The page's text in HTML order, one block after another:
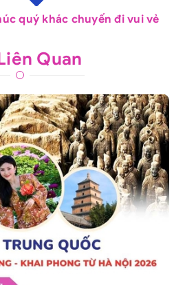
quý khác chuyến đi vui vẻ
Quan